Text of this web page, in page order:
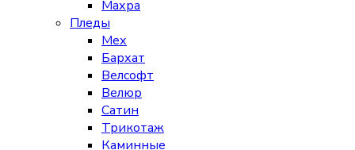
Махра
Пледы
Мех
Бархат
Велсофт
Велюр
Сатин
Трикотаж
Каминные